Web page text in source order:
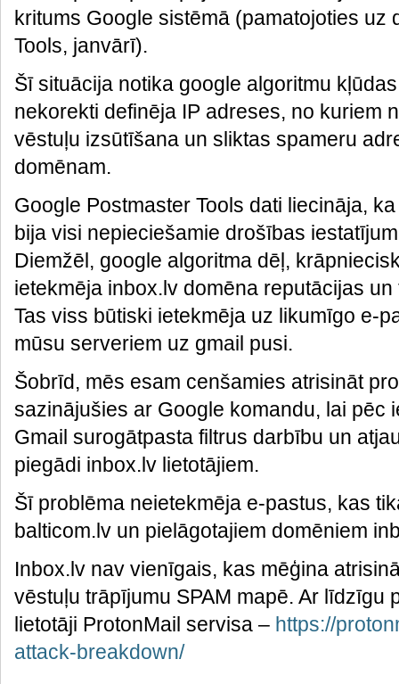
kritums Google sistēmā (pamatojoties uz
Tools, janvārī).
Šī situācija notika google algoritmu
nekorekti definēja IP adreses, no kuriem
vēstuļu izsūtīšana un sliktas spameru
domēnam.
Google Postmaster Tools dati liecināja,
bija visi nepieciešamie drošības
Diemžēl, google algoritma dēļ,
ietekmēja inbox.lv domēna reputācijas
Tas viss būtiski ietekmēja uz likumīgo e-
mūsu serveriem uz gmail pusi.
Šobrīd, mēs esam cenšamies atrisināt
sazinājušies ar Google komandu, lai pēc
Gmail surogātpasta filtrus darbību un
piegādi inbox.lv lietotājiem.
Šī problēma neietekmēja e-pastus, kas
balticom.lv un pielāgotajiem domēniem
Inbox.lv nav vienīgais, kas mēģina
vēstuļu trāpījumu SPAM mapē. Ar līdzīgu
lietotāji ProtonMail servisa – https://
attack-breakdown/